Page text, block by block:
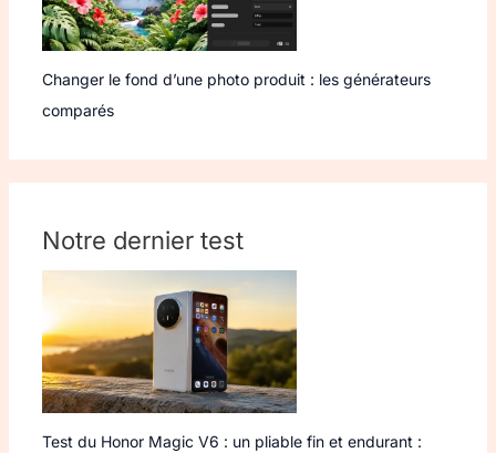
Changer le fond d’une photo produit : les générateurs
comparés
Notre dernier test
Test du Honor Magic V6 : un pliable fin et endurant :